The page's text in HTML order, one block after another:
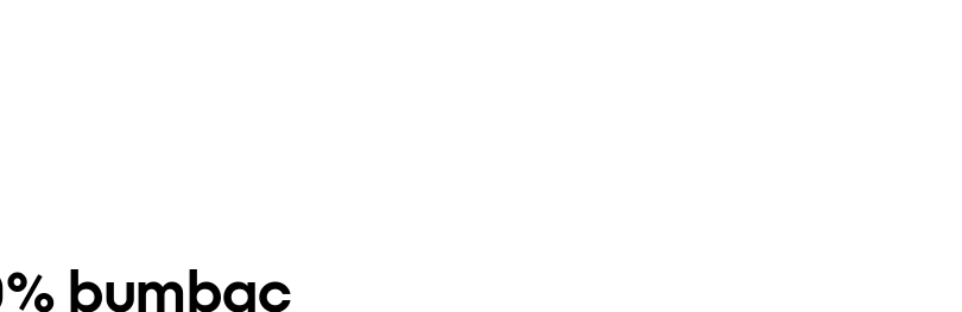
bumbac